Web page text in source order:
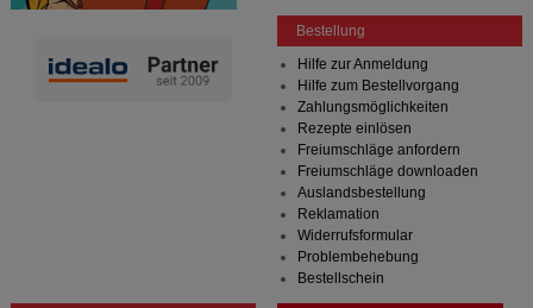
Bestellung
Hilfe zur Anmeldung
Hilfe zum Bestellvorgang
Zahlungsmöglichkeiten
Rezepte einlösen
Freiumschläge anfordern
Freiumschläge downloaden
Auslandsbestellung
Reklamation
Widerrufsformular
Problembehebung
Bestellschein